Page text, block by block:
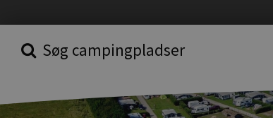
Søg campingpladser